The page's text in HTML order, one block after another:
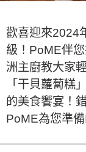
歡喜迎來2024
級！PoME伴
洲主廚教大家
「干貝蘿蔔糕
的美食饗宴！
PoME為您準備